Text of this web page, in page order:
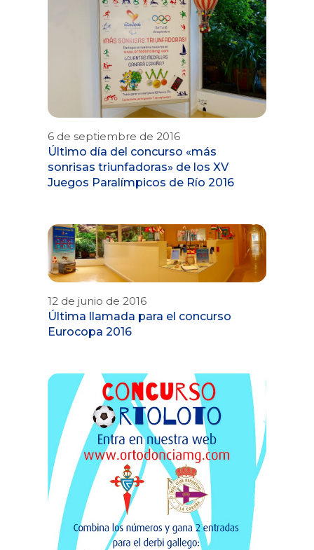
6 de septiembre de 2016
Último día del concurso «más
sonrisas triunfadoras» de los XV
Juegos Paralímpicos de Río 2016
12 de junio de 2016
Última llamada para el concurso
Eurocopa 2016